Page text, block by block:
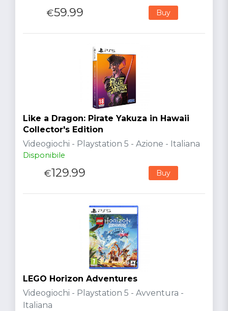
€59.99 Buy
Like a Dragon: Pirate Yakuza in Hawaii
Collector's Edition
Videogiochi - Playstation 5 - Azione - Italiana
Disponibile
€129.99 Buy
LEGO Horizon Adventures
Videogiochi - Playstation 5 - Avventura -
Italiana